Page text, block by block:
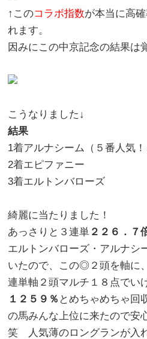
↑このコラボ指数が本当に高
れます。
因みにこの中京記念の結果は
こうなりました↓
結果
1着アルナシーム（５番人気！
2着エピファニー
3着エルトンバローズ
綺麗に当たりました！
あっさりと３連単 ２２６．７
エルトンバローズ・アルナシ
いたので、この◎２頭を軸に
連単軸２頭マルチ１８点でい
１２５９％ とめちゃめちゃ回
の馬みんな上位に来たので安
笑 人気薄のロングランが入